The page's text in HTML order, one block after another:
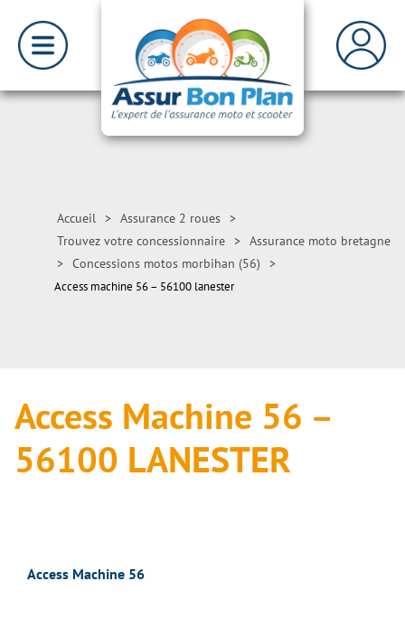
Accueil > Assurance 2 roues >
Trouvez votre concessionnaire > Assurance moto bretagne
> Concessions motos morbihan (56) >
Access machine 56 – 56100 lanester
Access Machine 56 –
56100 LANESTER
Access Machine 56